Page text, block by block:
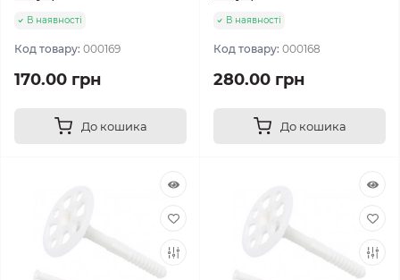
В наявності
Код товару: 000169
170.00 грн
До кошика
В наявності
Код товару: 000168
280.00 грн
До кошика